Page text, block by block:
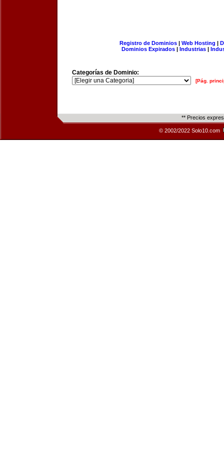
Registro de Dominios| Web Hosting |
Dominios Expirados | Industrias |
Categorías de Dominio:
[Pág.
** Precios
© 2002/2022 Solo10.com